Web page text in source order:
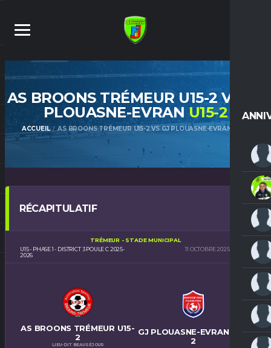
AS BROONS TRÉMEUR U15-2 VS GJ
PLOUASNE-EVRANU15-2
ACCUEIL AS BROONS TRÉMEUR U15-2 VS GJ PLOUASNE-EVRAN U15-2
RÉCAPITULATIF
U15 - PHASE 1 - DISTRICT 3 POULE C 2025-
2026
TRÉMEUR - STADE MUNICIPAL
11 OCTOBRE 2025
AS BROONS TRÉMEUR U15-
2
LIEU-DIT BEAUSÉJOUR
GJ PLOUASNE-EVRAN U15-
2